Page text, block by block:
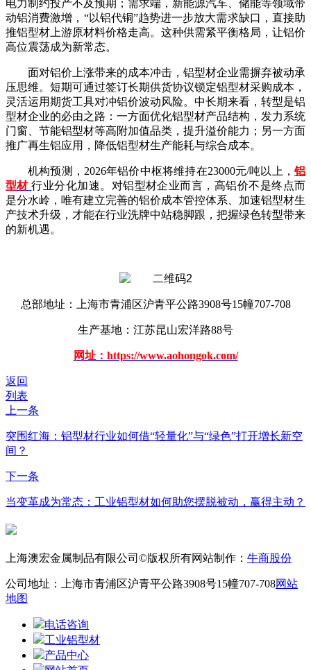
电力制约投产不及预期；需求端，新能源汽车、储能等领域带
动铝消费激增，“以铝代铜”趋势进一步放大需求缺口，直接助
推铝型材上游原材料价格走高。这种供需紧平衡格局，让铝价
高位震荡成为新常态。
面对铝价上涨带来的成本冲击，铝型材企业需摒弃被动承
压思维。短期可通过签订长期供货协议锁定铝型材采购成本，
灵活运用期货工具对冲铝价波动风险。中长期来看，转型是铝
型材企业的必由之路：一方面优化铝型材产品结构，发力系统
门窗、节能铝型材等高附加值品类，提升溢价能力；另一方面
推广再生铝应用，降低铝型材生产能耗与综合成本。
机构预测， 2026年铝价中枢将维持在23000元/吨以上，铝
型材 行业分化加速。对铝型材企业而言，高铝价不是终点而
是分水岭，唯有建立完善的铝价成本管控体系、加速铝型材生
产技术升级，才能在行业洗牌中站稳脚跟，把握绿色转型带来
的新机遇。
总部地址：上海市青浦区沪青平公路3908号15幢707-708
生产基地：江苏昆山宏洋路88号
网址：https://www.aohongok.com/
返回
列表
上一条
突围红海：铝型材行业如何借“轻量化”与“绿色”打开增长新空
间？
下一条
当变革成为常态：工业铝型材如何助您摆脱被动，赢得主动？
上海澳宏金属制品有限公司©版权所有网站制作： 牛商股份
公司地址：上海市青浦区沪青平公路3908号15幢707-708网站
地图
电话咨询
工业铝型材
产品中心